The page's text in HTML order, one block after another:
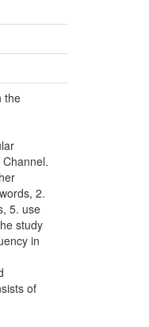
the
2.
5. use
study
in
of